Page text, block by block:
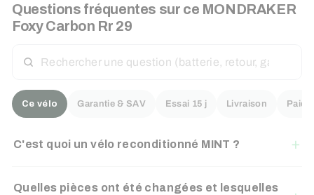
Questions fréquentes sur ce MONDRAKER
Foxy Carbon Rr 29
UNE
Ce vélo Garantie & SAV Essai 15 j Livraison
C'est quoi un vélo reconditionné MINT ?
Quelles pièces ont été changées et lesquelles